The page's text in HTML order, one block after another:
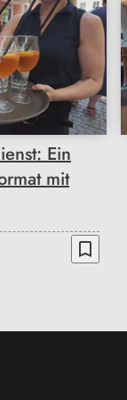
Ein
mit
bookmark_border